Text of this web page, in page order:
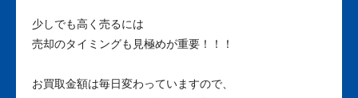
少しでも高く売るには
売却のタイミングも見極めが重要！！！
お買取金額は毎日変わっていますので、